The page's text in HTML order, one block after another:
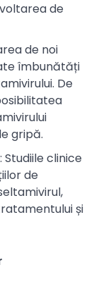
de
de noi
îmbunătăți
De
gripă.
: Studiile clinice
de
și